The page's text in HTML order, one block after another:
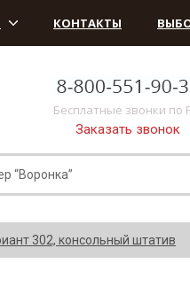
КОНТАКТЫ
Бесплатные звонки по
Заказать звонок
302, консольный штатив